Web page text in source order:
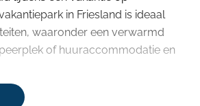
in Friesland is ideaal
waaronder een verwarmd
of huuraccommodatie en